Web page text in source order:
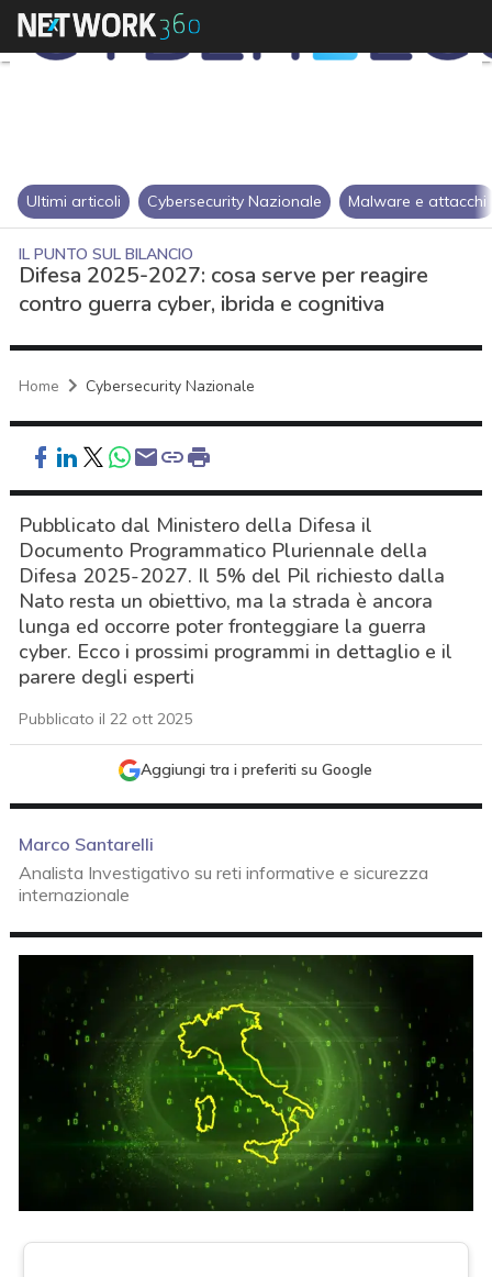
Ultimi articoli Cybersecurity Nazionale Malware e attacchi
IL PUNTO SUL BILANCIO
Difesa 2025-2027: cosa serve per reagire
contro guerra cyber, ibrida e cognitiva
Home Cybersecurity Nazionale
Pubblicato dal Ministero della Difesa il
Documento Programmatico Pluriennale della
Difesa 2025-2027. Il 5% del Pil richiesto dalla
Nato resta un obiettivo, ma la strada è ancora
lunga ed occorre poter fronteggiare la guerra
cyber. Ecco i prossimi programmi in dettaglio e il
parere degli esperti
Pubblicato il 22 ott 2025
Aggiungi tra i preferiti su Google
Marco Santarelli
Analista Investigativo su reti informative e sicurezza
internazionale